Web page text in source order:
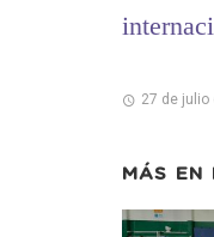
27 de julio
MÁS EN